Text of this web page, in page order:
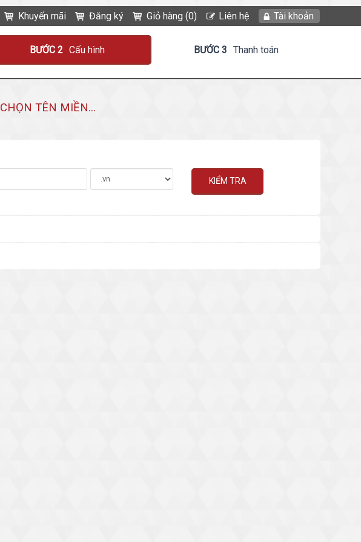
Khuyến mãi Đăng ký Giỏ hàng (0) Liên hệ Tài khoản
BƯỚC 2 Cấu hình BƯỚC 3 Thanh toán
CHỌN TÊN MIỀN...
KIỂM TRA